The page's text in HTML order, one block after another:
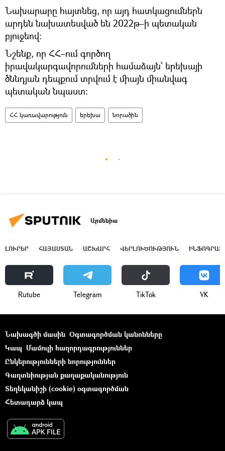
Նախարարը հայտնեց, որ այդ հատկացումներն
արդեն նախատեսված են 2022թ–ի պետական
բյուջեով։
Նշենք, որ ՀՀ–ում գործող
իրավակարգավորումների համաձայն՝ երեխայի
ծննդյան դեպքում տրվում է միայն միանվագ
պետական նպաստ։
ՀՀ կառավարություն երեխա նորածին
Արմենիա
ԼՈՒՐԵՐ ՀԱՅԱՍՏԱՆ ԱՇԽԱՐՀ ՎԵՐԼՈՒԾՈՒԹՅՈՒՆ
Rutube Telegram ТikТоk VK
Նախագծի մասին Օգտագործման կանոնները
Կապ Մամուլի հաղորդագրություններ
Ընկերությունների նորություններ
Գաղտնիության քաղաքականություն
Տեղեկանիշի (cookie) օգտագործման
Հետադարձ կապ